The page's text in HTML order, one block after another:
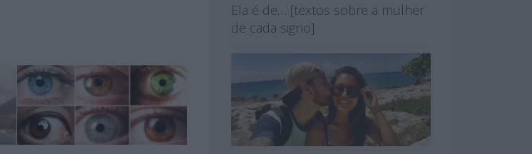
Ela é de… [textos sobre a mulher
de cada signo]